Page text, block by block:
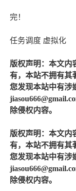
完！
任务调度 虚拟化
版权声明：本文内
有，本站不拥有其
您发现本站中有涉
除侵权内容。
版权声明：本文内
有，本站不拥有其
您发现本站中有涉
除侵权内容。